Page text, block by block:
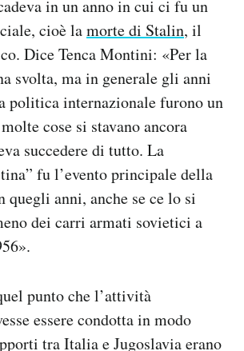
in un anno in cui ci fu un
cioè lamorte di Stalin, il
Dice Tenca Montini: «Per la
svolta, ma in generale gli anni
politica internazionale furono un
cose si stavano ancora
succedere di tutto. La
fu l’evento principale della
quegli anni, anche se ce lo si
dei carri armati sovietici a
punto che l’attività
essere condotta in modo
tra Italia e Jugoslavia erano